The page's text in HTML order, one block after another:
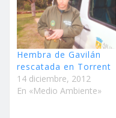
Hembra de Gavilán
rescatada en Torrent
14 diciembre, 2012
En «Medio Ambiente»